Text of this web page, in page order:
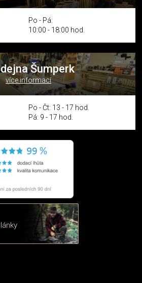
Po - Pá:
10:00 - 18:00 hod.
Šumperk
více informací
Po - Čt: 13 - 17 hod.
Pá: 9 - 17 hod.